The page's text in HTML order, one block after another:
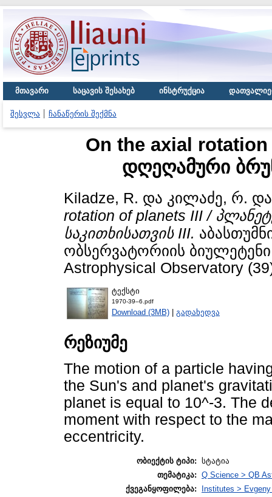
მთავარი საცავის შესახებ ინსტრუქცია
შესვლა ჩანაწერის შექმნა
On the axial
დღეღამური
Kiladze, R. და კილაძე, რ.
rotation of planets III /
საკითხისათვის III.
ობსერვატორიის ბიულეტენი
Astrophysical Observatory
ტექსტი
1970-39–6.pdf
Download (3MB) | გადახედვა
რეზიუმე
The motion of a particle
the Sun's and planet's
planet is equal to 10^-3. The
moment with respect to the
eccentricity.
ობიექტის ტიპი: სტატია
თემატიკა: Q Science > QB
ქვეგანყოფილება:
Institutes >